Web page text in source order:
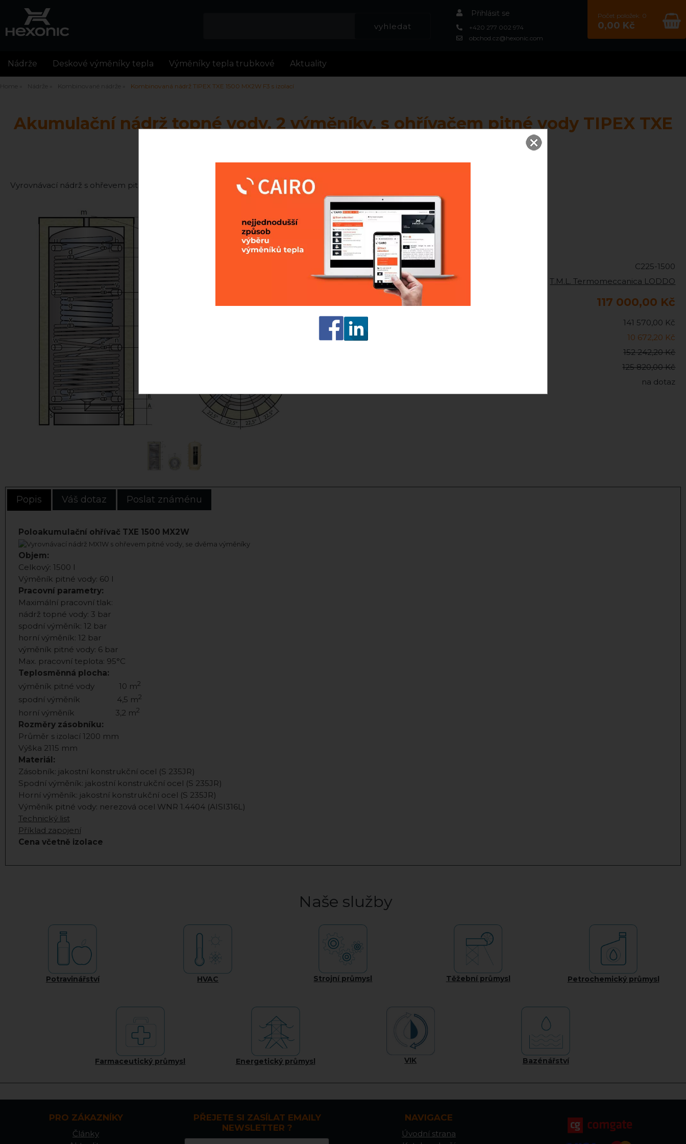
+420 277 002 974
obchod.cz@hexonic.com
Přihlásit se Počet položek: 0
0,00 Kč
Nádrže Deskové výměníky tepla Výměníky tepla trubkové Aktuality
Home Nádrže Kombinované nádrže Kombinovaná nádrž TIPEX TXE 1500 MX2W F3 s izolací
Akumulační nádrž topné vody, 2 výměníky, s ohřívačem pitné vody TIPEX TXE
Vyrovnávací nádrž s ohřevem pitné vody v nerezovém výměníku většího objemu, se dvěma výměníky
ks
Kód:
C225-1500
Výrobce:
T.M.L. Termomeccanica LODDO
Cena bez DPH: 117 000,00 Kč
141 570,00 Kč
Ušetříte:
10 672,20 Kč
152 242,20 Kč
125 820,00 Kč
na dotaz
Popis Váš dotaz Poslat známénu
Poloakumulační ohřívač TXE 1500 MX2W
Objem:
Celkový: 1500 l
Výměník pitné vody: 60 l
Pracovní parametry:
Maximální pracovní tlak:
nádrž topné vody: 3 bar
spodní výměník: 12 bar
horní výměník: 12 bar
výměník pitné vody: 6 bar
Max. pracovní teplota: 95°C
Teplosměnná plocha:
výměník pitné vody 10 m2
spodní výměník 4,5 m2
horní výměník 3,2 m2
Rozměry zásobníku:
Průměr s izolací 1200 mm
Výška 2115 mm
Materiál:
Zásobník: jakostní konstrukční ocel (S 235JR)
Spodní výměník: jakostní konstrukční ocel (S 235JR)
Horní výměník: jakostní konstrukční ocel (S 235JR)
Výměník pitné vody: nerezová ocel WNR 1.4404 (AISI316L)
Technický list
Příklad zapojení
Cena včetně izolace
Naše služby
Potravinářství HVAC Strojní průmysl Těžební průmysl Petrochemický průmysl
Farmaceutický průmysl Energetický průmysl VIK Bazénářství
PRO ZÁKAZNÍKY
Články
PŘEJETE SI ZASÍLAT EMAILY
NEWSLETTER ?
NAVIGACE
Úvodní strana